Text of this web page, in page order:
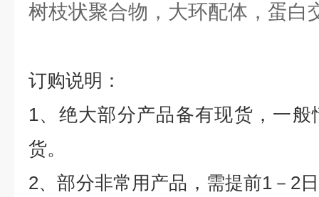
树枝状聚合物，大环配体，蛋白
订购说明：
1、绝大部分产品备有现货，一
货。
2、部分非常用产品，需提前1 － 2